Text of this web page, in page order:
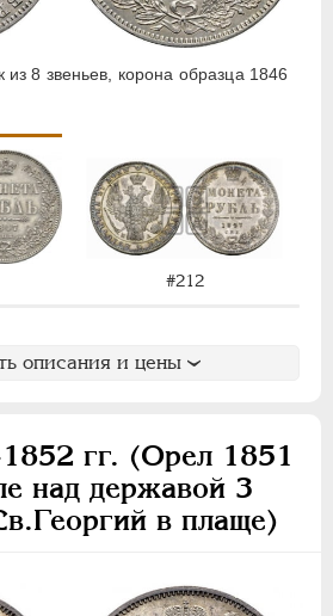
из 8 звеньев, корона образца 1846
#212
описания и цены
гг. (Орел 1851
над державой 3
в плаще)